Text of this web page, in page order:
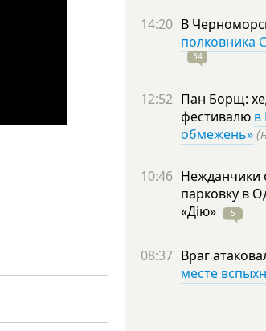
14:20 В
полковника
34
12:52 Пан Борщ:
фестивалю в
обмежень»
10:46 Нежданчики
парковку в
«Дію»
5
08:37 Враг
месте